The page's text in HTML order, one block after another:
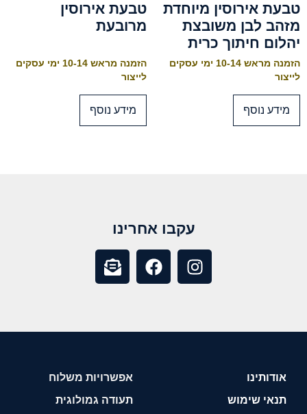
טבעת אירוסין מיוחדת
מזהב לבן משובצת
יהלום חיתוך כרית
הזמנה מראש 10-14 ימי עסקים
לייצור
מידע נוסף
טבעת אירוסין
מרובעת
הזמנה מראש 10-14 ימי עסקים
לייצור
מידע נוסף
עקבו אחרינו
אודותינו
תנאי שימוש
אפשרויות משלוח
תעודה גמולוגית